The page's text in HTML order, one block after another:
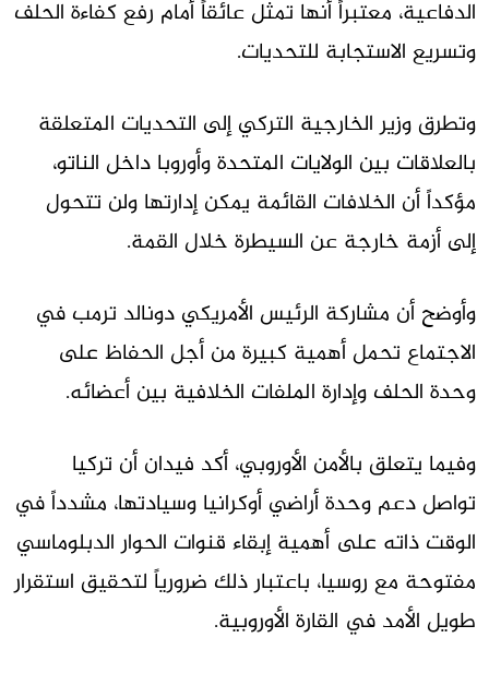
الدفاعية، معتبراً أنها تمثل عائقاً أمام رفع كفاءة الحلف
وتسريع الاستجابة للتحديات.
وتطرق وزير الخارجية التركي إلى التحديات المتعلقة
بالعلاقات بين الولايات المتحدة وأوروبا داخل الناتو،
مؤكداً أن الخلافات القائمة يمكن إدارتها ولن تتحول
إلى أزمة خارجة عن السيطرة خلال القمة.
وأوضح أن مشاركة الرئيس الأمريكي دونالد ترمب في
الاجتماع تحمل أهمية كبيرة من أجل الحفاظ على
وحدة الحلف وإدارة الملفات الخلافية بين أعضائه.
وفيما يتعلق بالأمن الأوروبي، أكد فيدان أن تركيا
تواصل دعم وحدة أراضي أوكرانيا وسيادتها، مشدداً في
الوقت ذاته على أهمية إبقاء قنوات الحوار الدبلوماسي
مفتوحة مع روسيا، باعتبار ذلك ضرورياً لتحقيق استقرار
طويل الأمد في القارة الأوروبية.